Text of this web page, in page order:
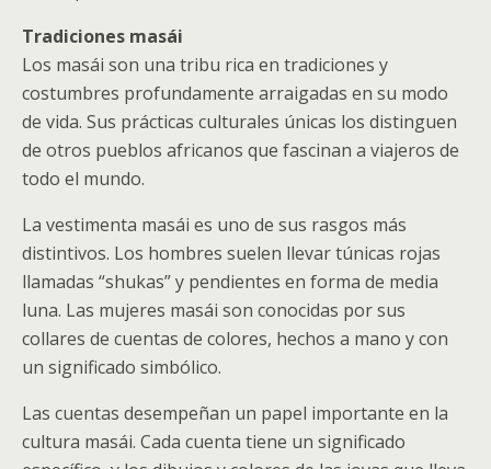
Tradiciones masái
Los masái son una tribu rica en tradiciones y
costumbres profundamente arraigadas en su modo
de vida. Sus prácticas culturales únicas los distinguen
de otros pueblos africanos que fascinan a viajeros de
todo el mundo.
La vestimenta masái es uno de sus rasgos más
distintivos. Los hombres suelen llevar túnicas rojas
llamadas “shukas” y pendientes en forma de media
luna. Las mujeres masái son conocidas por sus
collares de cuentas de colores, hechos a mano y con
un significado simbólico.
Las cuentas desempeñan un papel importante en la
cultura masái. Cada cuenta tiene un significado